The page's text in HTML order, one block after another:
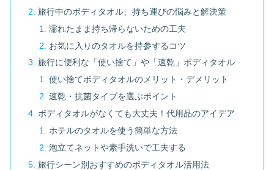
旅行中のボディタオル、持ち運びの悩みと解決策
濡れたまま持ち帰らないための工夫
お気に入りのタオルを持参するコツ
旅行に便利な「使い捨て」や「速乾」ボディタオル
使い捨てボディタオルのメリット・デメリット
速乾・抗菌タイプを選ぶポイント
ボディタオルがなくても大丈夫！代用品のアイデア
ホテルのタオルを使う簡単な方法
泡立てネットや素手洗いで工夫する
旅行シーン別おすすめのボディタオル活用法